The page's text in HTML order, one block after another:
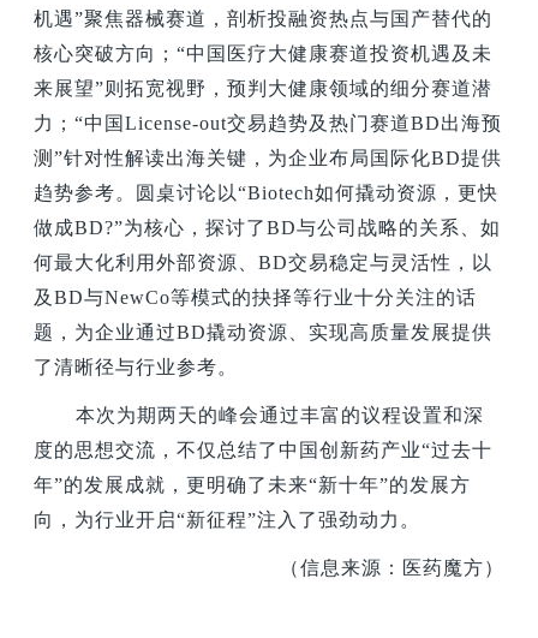
机遇”聚焦器械赛道，剖析投融资热点与国产替代的
核心突破方向；“中国医疗大健康赛道投资机遇及未
来展望”则拓宽视野，预判大健康领域的细分赛道潜
力；“中国License-out交易趋势及热门赛道BD出海预
测”针对性解读出海关键，为企业布局国际化BD提供
趋势参考。圆桌讨论以“Biotech如何撬动资源，更快
做成BD?”为核心，探讨了BD与公司战略的关系、如
何最大化利用外部资源、BD交易稳定与灵活性，以
及BD与NewCo等模式的抉择等行业十分关注的话
题，为企业通过BD撬动资源、实现高质量发展提供
了清晰径与行业参考。
本次为期两天的峰会通过丰富的议程设置和深
度的思想交流，不仅总结了中国创新药产业“过去十
年”的发展成就，更明确了未来“新十年”的发展方
向，为行业开启“新征程”注入了强劲动力。
（信息来源：医药魔方）